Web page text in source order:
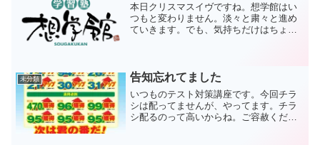
本日クリスマスイヴですね。想学館はい
つもと変わりません。淡々と粛々と進め
ていきます。でも、気持ちだけはちょっ
おきます。
未分類 告知忘れてました
いつものテスト対策講座です。今回チラ
シは配ってませんが、やってます。チラ
シ配るのって高いからね。ご容赦くださ